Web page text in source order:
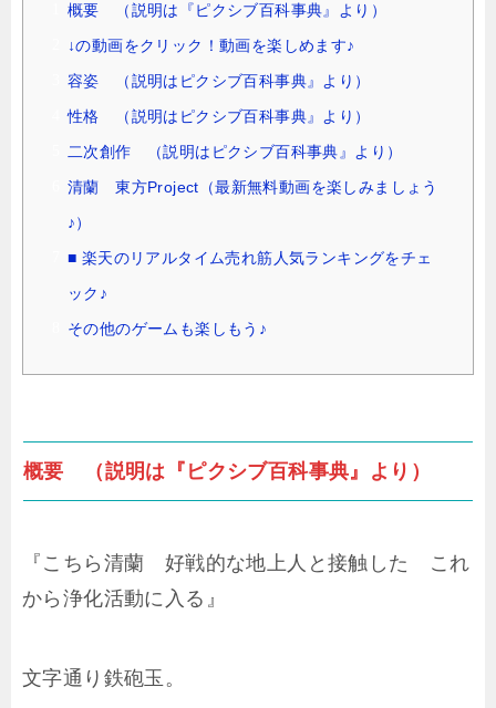
概要 （説明は『ピクシブ百科事典』より）
↓の動画をクリック！動画を楽しめます♪
容姿 （説明はピクシブ百科事典』より）
性格 （説明はピクシブ百科事典』より）
二次創作 （説明はピクシブ百科事典』より）
清蘭 東方Project（最新無料動画を楽しみましょう
♪）
■ 楽天のリアルタイム売れ筋人気ランキングをチェ
ック♪
その他のゲームも楽しもう♪
概要 （説明は『ピクシブ百科事典』より）
『こちら清蘭 好戦的な地上人と接触した これ
から浄化活動に入る』
文字通り鉄砲玉。